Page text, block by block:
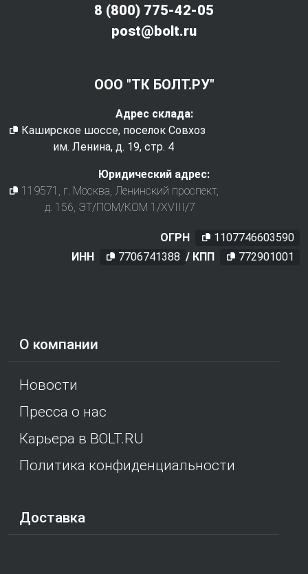
О компании
Новости
Пресса о нас
Карьера в BOLT.RU
Политика конфиденциальности
Доставка
8 (800) 775-42-05
post@bolt.ru
ООО "ТК БОЛТ.РУ"
Адрес склада:
Каширское шоссе, поселок Совхоз
им. Ленина, д. 19, стр. 4
Юридический адрес:
119571 , г. Москва, Ленинский проспект,
д. 156, ЭТ/ПОМ/КОМ 1/XVIII/7
ОГРН
1107746603590
ИНН
7706741388 / КПП 772901001